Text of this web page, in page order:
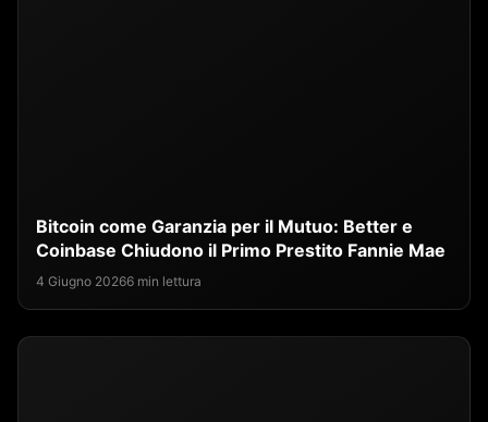
Bitcoin come Garanzia per il Mutuo: Better e
Coinbase Chiudono il Primo Prestito Fannie Mae
4 Giugno 20266 min lettura